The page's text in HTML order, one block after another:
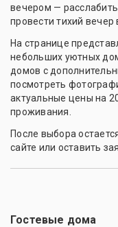
вечером —
провести тихий вечер
На странице
небольших уютных
домов с
посмотреть
актуальные цены на
проживания.
После выбора
сайте или оставить
Гостевые дома